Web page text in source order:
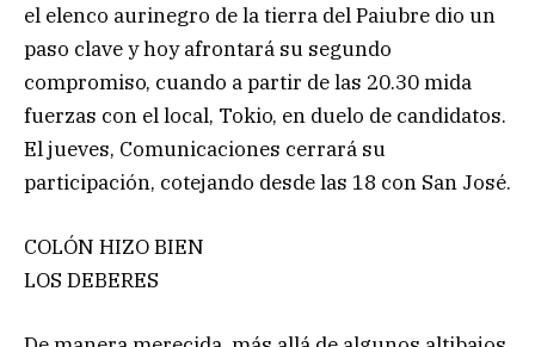
el elenco aurinegro de la tierra del Paiubre dio un
paso clave y hoy afrontará su segundo
compromiso, cuando a partir de las 20.30 mida
fuerzas con el local, Tokio, en duelo de candidatos.
El jueves, Comunicaciones cerrará su
participación, cotejando desde las 18 con San José.
COLÓN HIZO BIEN
LOS DEBERES